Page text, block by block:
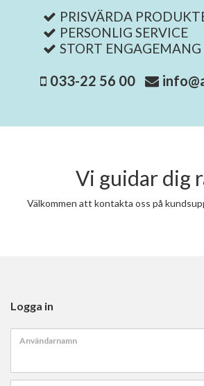
PRISVÄRDA
PERSONLIG SERVICE
STORT ENGAGEMANG
033-22 56 00
Vi guidar dig
Välkommen att kontakta oss på
Logga in
Användarnamn